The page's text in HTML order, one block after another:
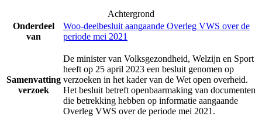
Achtergrond
Onderdeel
van
Woo-deelbesluit aangaande Overleg VWS over de
periode mei 2021
Samenvatting
verzoek
De minister van Volksgezondheid, Welzijn en Sport
heeft op 25 april 2023 een besluit genomen op
verzoeken in het kader van de Wet open overheid.
Het besluit betreft openbaarmaking van documenten
die betrekking hebben op informatie aangaande
Overleg VWS over de periode mei 2021.